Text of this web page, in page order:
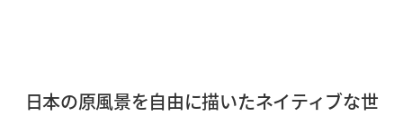
日本の原風景を自由に描いたネイティブな世